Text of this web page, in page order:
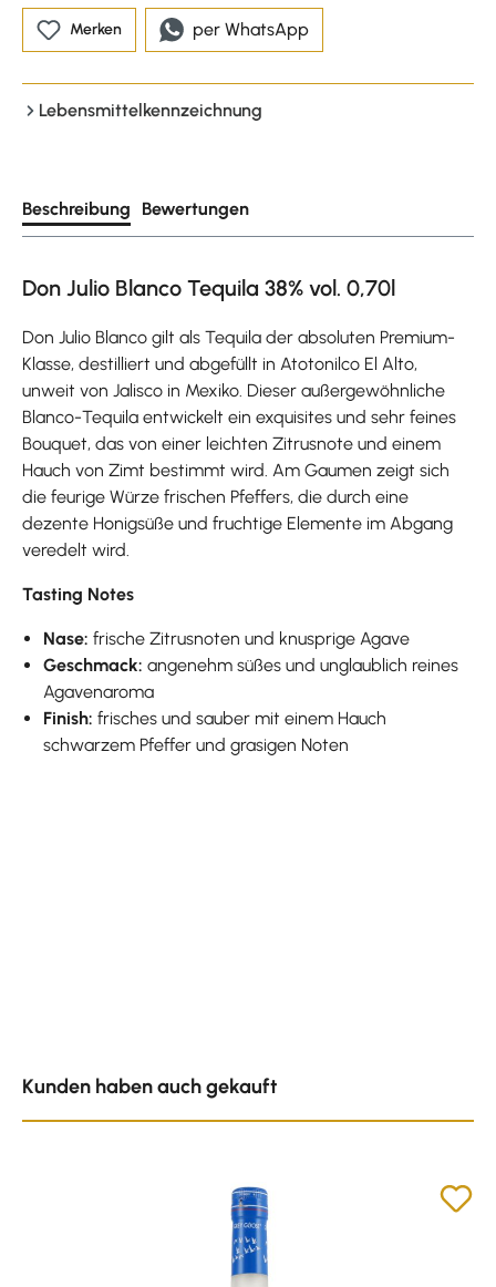
Merken per WhatsApp
Lebensmittelkennzeichnung
Beschreibung Bewertungen
Don Julio Blanco Tequila 38% vol. 0,70l
Don Julio Blanco gilt als Tequila der absoluten Premium-
Klasse, destilliert und abgefüllt in Atotonilco El Alto,
unweit von Jalisco in Mexiko. Dieser außergewöhnliche
Blanco-Tequila entwickelt ein exquisites und sehr feines
Bouquet, das von einer leichten Zitrusnote und einem
Hauch von Zimt bestimmt wird. Am Gaumen zeigt sich
die feurige Würze frischen Pfeffers, die durch eine
dezente Honigsüße und fruchtige Elemente im Abgang
veredelt wird.
Tasting Notes
Nase:frische Zitrusnoten und knusprige Agave
Geschmack:angenehm süßes und unglaublich reines
Agavenaroma
Finish:frisches und sauber mit einem Hauch
schwarzem Pfeffer und grasigen Noten
Kunden haben auch gekauft